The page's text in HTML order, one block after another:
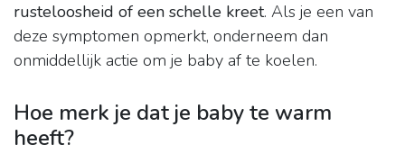
rusteloosheid of een schelle kreet. Als je een van
deze symptomen opmerkt, onderneem dan
onmiddellijk actie om je baby af te koelen.
Hoe merk je dat je baby te warm
heeft?